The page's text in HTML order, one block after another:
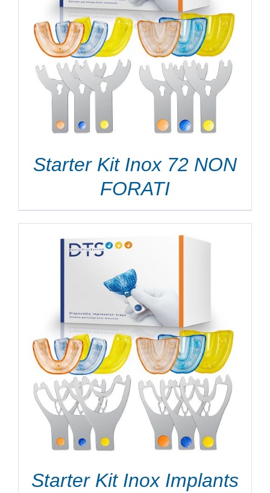
Starter Kit Inox 72 NON
FORATI
Starter Kit Inox Implants